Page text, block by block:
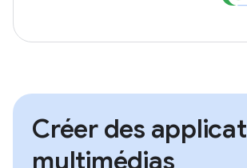
Créer des
multimédias